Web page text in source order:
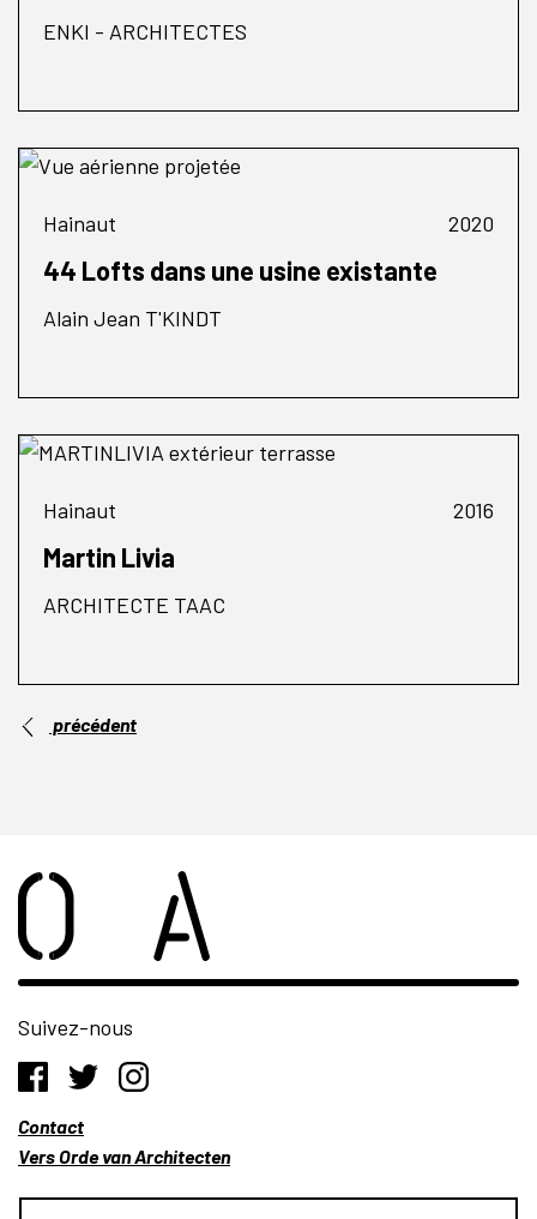
ENKI - ARCHITECTES
Hainaut 2020
44 Lofts dans une usine existante
Alain Jean T'KINDT
Hainaut 2016
Martin Livia
ARCHITECTE TAAC
précédent
Suivez-nous
Contact
Vers Orde van Architecten